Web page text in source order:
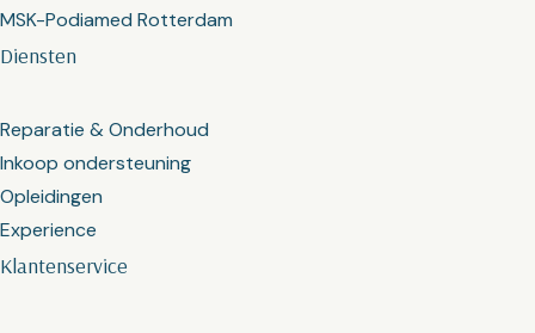
Klantenservice
Diensten
Reparatie & Onderhoud
Inkoop ondersteuning
Opleidingen
Experience
MSK-Podiamed Rotterdam